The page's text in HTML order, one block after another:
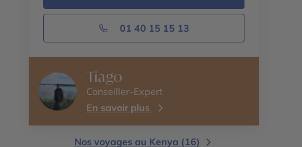
01 40 15 15 13
Tiago
Conseiller-Expert
En savoir plus
Nos voyages au Kenya (16)